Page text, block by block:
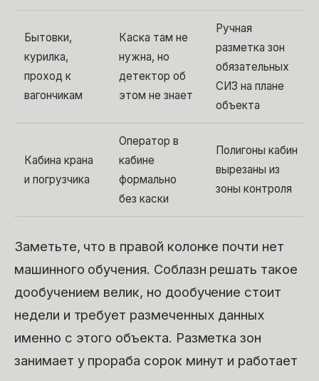
Бытовки,
курилка,
проход к
вагончикам
Каска там не
нужна, но
детектор об
этом не знает
Ручная
разметка зон
обязательных
СИЗ на плане
объекта
Кабина крана
и погрузчика
Оператор в
кабине
формально
без каски
Полигоны кабин
вырезаны из
зоны контроля
Заметьте, что в правой колонке почти нет
машинного обучения. Соблазн решать такое
дообучением велик, но дообучение стоит
недели и требует размеченных данных
именно с этого объекта. Разметка зон
занимает у прораба сорок минут и работает